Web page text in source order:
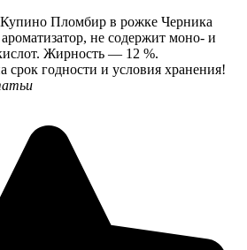
Пломбир в рожке Черника
не содержит моно- и
Жирность — 12 %.
годности и условия хранения!